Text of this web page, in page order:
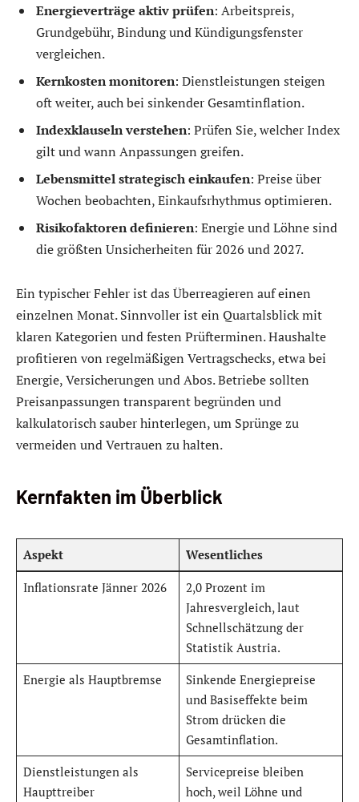
Energieverträge aktiv prüfen: Arbeitspreis,
Grundgebühr, Bindung und Kündigungsfenster
vergleichen.
Kernkosten monitoren: Dienstleistungen steigen
oft weiter, auch bei sinkender Gesamtinflation.
Indexklauseln verstehen: Prüfen Sie, welcher Index
gilt und wann Anpassungen greifen.
Lebensmittel strategisch einkaufen: Preise über
Wochen beobachten, Einkaufsrhythmus optimieren.
Risikofaktoren definieren: Energie und Löhne sind
die größten Unsicherheiten für 2026 und 2027.
Ein typischer Fehler ist das Überreagieren auf einen
einzelnen Monat. Sinnvoller ist ein Quartalsblick mit
klaren Kategorien und festen Prüfterminen. Haushalte
profitieren von regelmäßigen Vertragschecks, etwa bei
Energie, Versicherungen und Abos. Betriebe sollten
Preisanpassungen transparent begründen und
kalkulatorisch sauber hinterlegen, um Sprünge zu
vermeiden und Vertrauen zu halten.
Kernfakten im Überblick
Aspekt Wesentliches
Inflationsrate Jänner 2026
2,0 Prozent im
Jahresvergleich, laut
Schnellschätzung der
Statistik Austria.
Energie als Hauptbremse
Sinkende Energiepreise
und Basiseffekte beim
Strom drücken die
Gesamtinflation.
Dienstleistungen als
Haupttreiber
Servicepreise bleiben
hoch, weil Löhne und